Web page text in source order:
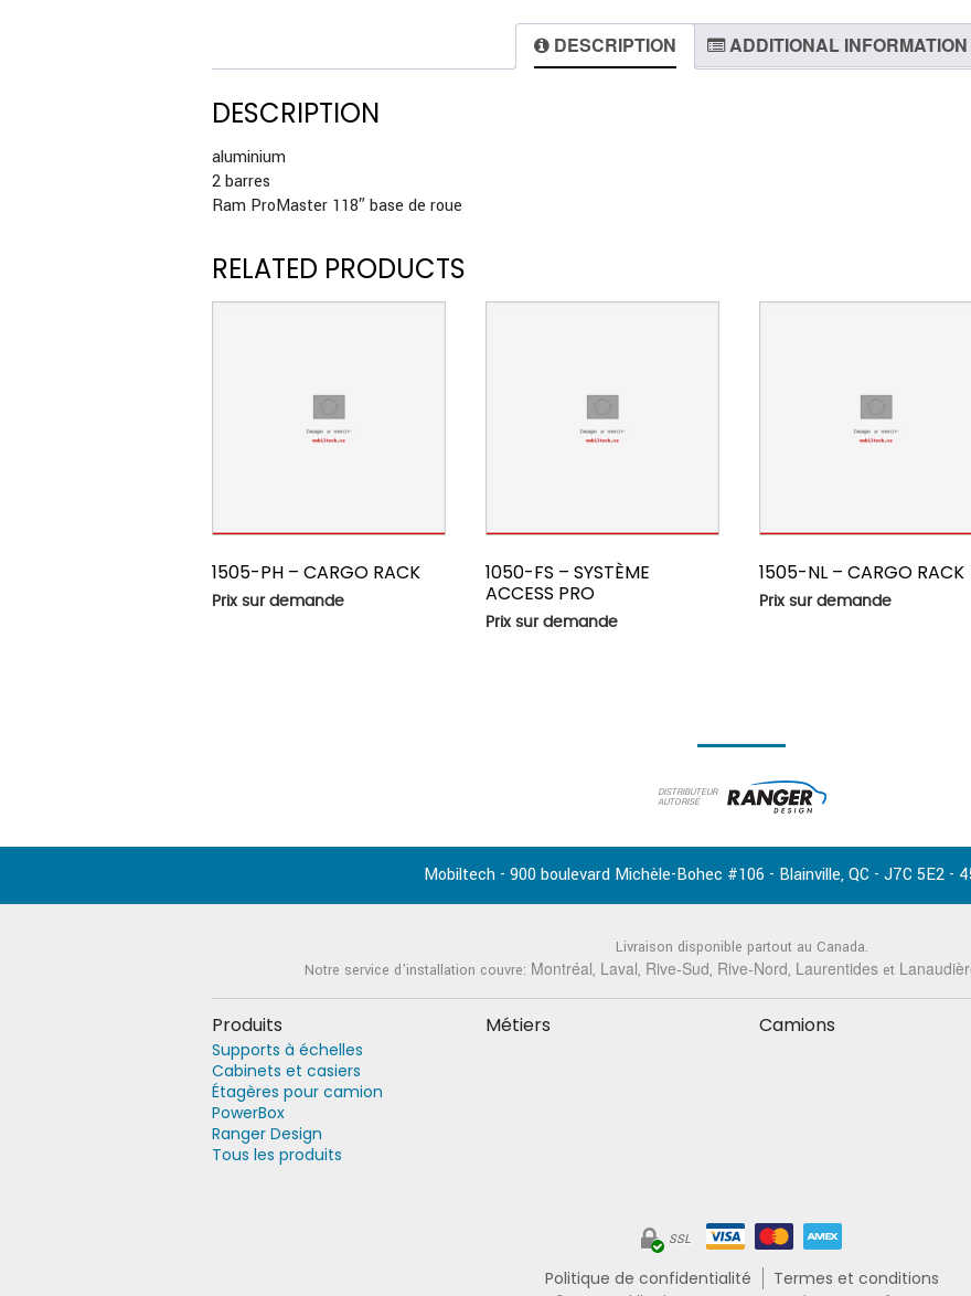
DESCRIPTION ADDITIONAL INFORMATION
DESCRIPTION
aluminium
2 barres
Ram ProMaster 118″ base de roue
RELATED PRODUCTS
1505-PH – CARGO RACK
Prix sur demande
1050-FS – SYSTÈME
ACCESS PRO
Prix sur demande
1505-NL – CARGO RACK
Prix sur demande
DISTRIBUTEUR
AUTORISÉ
Mobiltech - 900 boulevard Michèle-Bohec #106 - Blainville,QC - J7C 5E2-
Livraison disponible partout au Canada.
Notre service d'installation couvre: Montréal, Laval, Rive-Sud, Rive-Nord, Laurentides et
Produits
Supports à échelles
Cabinets et casiers
Étagères pour camion
PowerBox
Ranger Design
Tous les produits
Métiers Camions
SSL
Politique de confidentialité Termes et conditions